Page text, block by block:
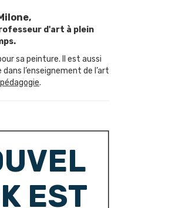
d'art à plein
sa peinture. Il est aussi
l’enseignement de l’art
.
EST